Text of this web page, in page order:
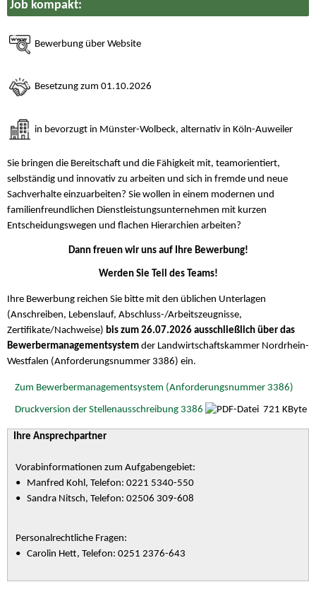
Job kompakt:
Bewerbung über Website
Besetzung zum 01.10.2026
in bevorzugt in Münster-Wolbeck, alternativ in Köln-Auweiler
Sie bringen die Bereitschaft und die Fähigkeit mit, teamorientiert,
selbständig und innovativ zu arbeiten und sich in fremde und neue
Sachverhalte einzuarbeiten? Sie wollen in einem modernen und
familienfreundlichen Dienstleistungsunternehmen mit kurzen
Entscheidungswegen und flachen Hierarchien arbeiten?
Dann freuen wir uns auf Ihre Bewerbung!
Werden Sie Teil des Teams!
Ihre Bewerbung reichen Sie bitte mit den üblichen Unterlagen
(Anschreiben, Lebenslauf, Abschluss-/Arbeitszeugnisse,
Zertifikate/Nachweise) bis zum 26.07.2026 ausschließlich über das
Bewerbermanagementsystem der Landwirtschaftskammer Nordrhein-
Westfalen (Anforderungsnummer 3386) ein.
Zum Bewerbermanagementsystem (Anforderungsnummer 3386)
Druckversion der Stellenausschreibung 3386 721 KByte
Ihre Ansprechpartner
Vorabinformationen zum Aufgabengebiet:
• Manfred Kohl, Telefon: 0221 5340-550
• Sandra Nitsch, Telefon: 02506 309-608
Personalrechtliche Fragen:
• Carolin Hett, Telefon: 0251 2376-643